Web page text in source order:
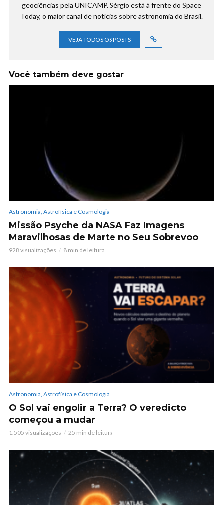
geociências pela UNICAMP. Sérgio está à frente do Space
Today, o maior canal de notícias sobre astronomia do Brasil.
VEJA TODOS OS POSTS
Você também deve gostar
Astronomia, Astrofísica e Cosmologia
Missão Psyche da NASA Faz Imagens
Maravilhosas de Marte no Seu Sobrevoo
928 visualizações 8 min de leitura
Astronomia, Astrofísica e Cosmologia
O Sol vai engolir a Terra? O veredicto
começou a mudar
1.505 visualizações 25 min de leitura